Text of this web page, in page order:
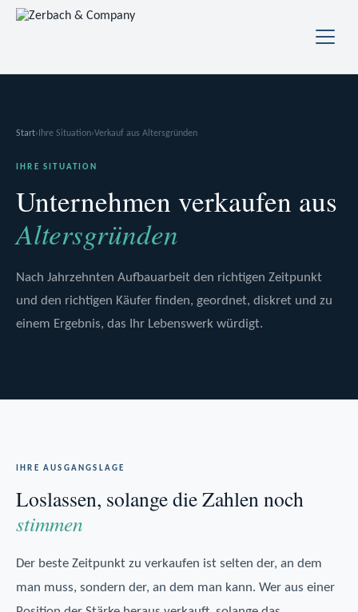
Start› Ihre Situation›Verkauf aus Altersgründen
IHRE SITUATION
Unternehmen verkaufen aus
Altersgründen
Nach Jahrzehnten Aufbauarbeit den richtigen Zeitpunkt
und den richtigen Käufer finden, geordnet, diskret und zu
einem Ergebnis, das Ihr Lebenswerk würdigt.
IHRE AUSGANGSLAGE
Loslassen, solange die Zahlen noch
stimmen
Der beste Zeitpunkt zu verkaufen ist selten der, an dem
man muss, sondern der, an dem man kann. Wer aus einer